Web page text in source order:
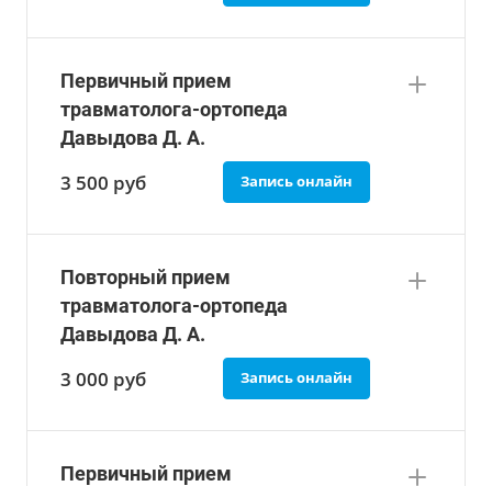
Первичный прием
травматолога-ортопеда
Давыдова Д. А.
3 500 руб Запись онлайн
Повторный прием
травматолога-ортопеда
Давыдова Д. А.
3 000 руб Запись онлайн
Первичный прием